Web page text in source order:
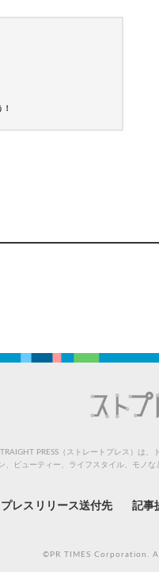
PRESS（ストレートプレス）は、
、ビューティー、ライフスタイル、モノな
プレスリリース送付先 記事
©PR TIMES Corporation.